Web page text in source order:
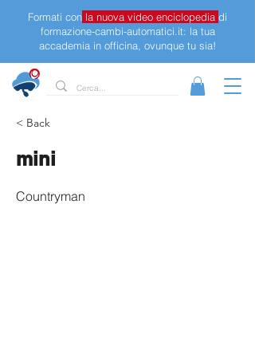
Formati con la nuova video enciclopedia di
formazione-cambi-automatici.it: la tua
accademia in officina, ovunque tu sia!
< Back
mini
Countryman